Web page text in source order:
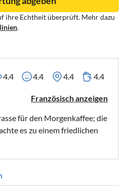
ihre Echtheit überprüft. Mehr dazu
.
4.4 4.4 4.4 4.4
Französisch anzeigen
für den Morgenkaffee; die
es zu einem friedlichen